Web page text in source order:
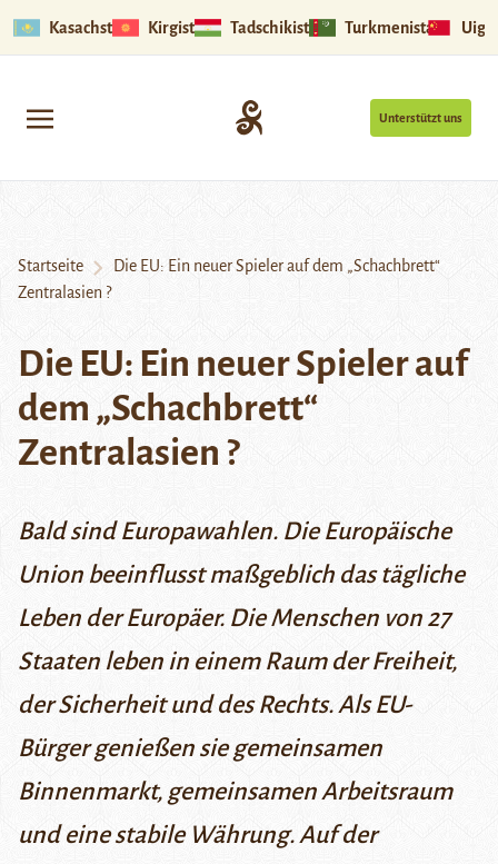
Kasachstan Kirgistan Tadschikistan Turkmenistan
Unterstützt uns
Startseite
Die EU: Ein neuer Spieler auf dem „Schachbrett“
Zentralasien ?
Die EU: Ein neuer Spieler auf
dem „Schachbrett“
Zentralasien ?
Bald sind Europawahlen. Die Europäische
Union beeinflusst maßgeblich das tägliche
Leben der Europäer. Die Menschen von 27
Staaten leben in einem Raum der Freiheit,
der Sicherheit und des Rechts. Als EU-
Bürger genießen sie gemeinsamen
Binnenmarkt, gemeinsamen Arbeitsraum
und eine stabile Währung. Auf der